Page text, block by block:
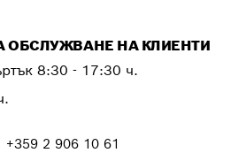
ОБСЛУЖВАНЕ НА КЛИЕНТИ
8:30 - 17:30 ч.
+359 2 906 10 61